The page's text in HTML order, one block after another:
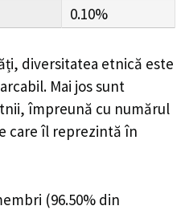
0.10%
diversitatea etnică este
Mai jos sunt
împreună cu numărul
care îl reprezintă în
(96.50% din